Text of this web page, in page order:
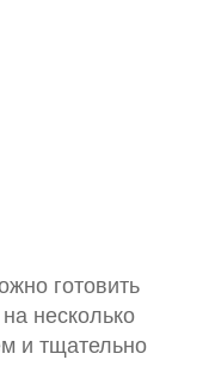
готовить
несколько
и тщательно